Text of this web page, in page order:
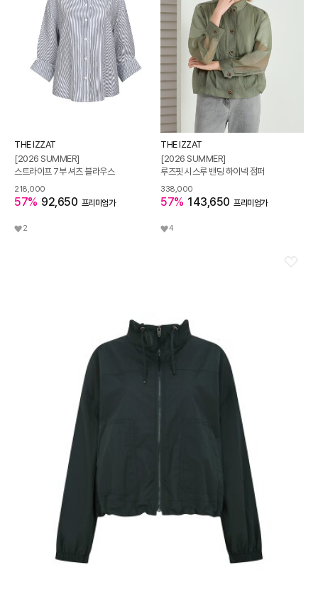
THE IZZAT
[2026 SUMMER]
스트라이프 7부 셔츠 블라우스
218,000
57% 92,650 프리미엄가
2
THE IZZAT
[2026 SUMMER]
루즈핏 시스루 밴딩 하이넥 점퍼
338,000
57% 143,650 프리미엄가
4